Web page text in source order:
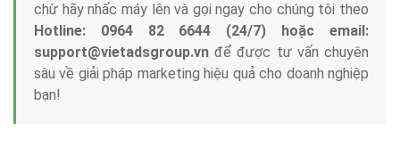
chừ hãy nhấc máy lên và gọi ngay cho chúng tôi theo
Hotline: 0964 82 6644 (24/7) hoặc email:
support@vietadsgroup.vn để được tư vấn chuyên
sâu về giải pháp marketing hiệu quả cho doanh nghiệp
bạn!